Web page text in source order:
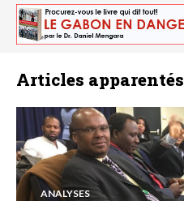
Articles apparentés
ANALYSES